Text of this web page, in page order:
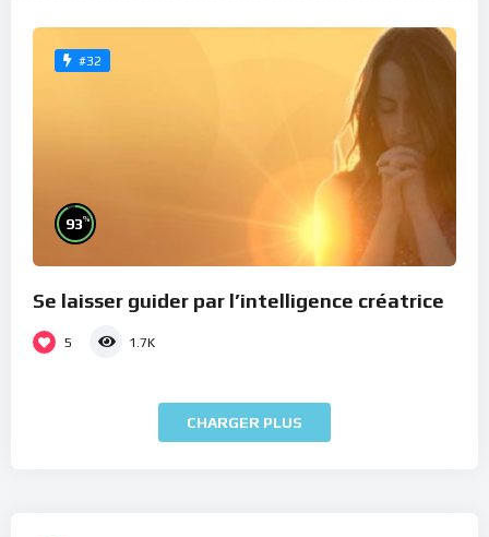
#32
93%
Se laisser guider par l’intelligence créatrice
5 1.7K
CHARGER PLUS